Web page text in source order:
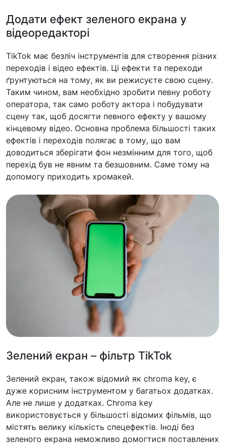
Додати ефект зеленого екрана у
відеоредакторі
TikTok має безліч інструментів для створення різних
переходів і відео ефектів. Ці ефекти та переходи
ґрунтуються на тому, як ви режисуєте свою сцену.
Таким чином, вам необхідно зробити певну роботу
оператора, так само роботу актора і побудувати
сцену так, щоб досягти певного ефекту у вашому
кінцевому відео. Основна проблема більшості таких
ефектів і переходів полягає в тому, що вам
доводиться зберігати фон незмінним для того, щоб
перехід був не явним та безшовним. Саме тому на
допомогу приходить хромакей.
Зелений екран – фільтр TikTok
Зелений екран, також відомий як chroma key, є
дуже корисним інструментом у багатьох додатках.
Але не лише у додатках. Chroma key
використовується у більшості відомих фільмів, що
містять велику кількість спецефектів. Іноді без
зеленого екрана неможливо домогтися поставлених